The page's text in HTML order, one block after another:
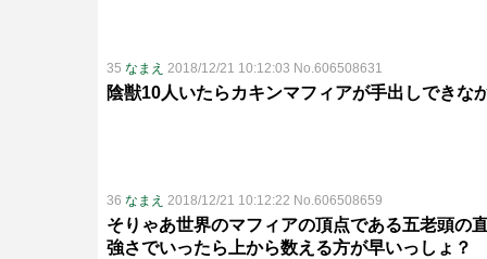
35 なまえ 2018/12/21 10:12:03 No.606508631
陰獣10人いたらカキンマフィアが手出しできな
36 なまえ 2018/12/21 10:12:22 No.606508659
そりゃあ世界のマフィアの頂点である五老頭の
強さでいったら上から数える方が早いっしょ？